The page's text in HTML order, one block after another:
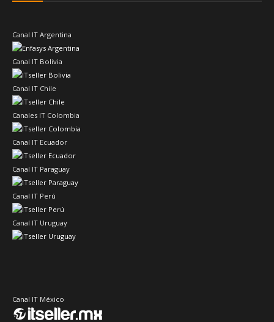
Canal IT Argentina
Canal IT Bolivia
Canal IT Chile
Canales IT Colombia
Canal IT Ecuador
Canal IT Paraguay
Canal IT Perú
Canal IT Uruguay
Canal IT México